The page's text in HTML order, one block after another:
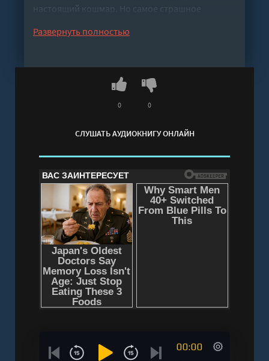
настоящий кошмар. Но самое страшное
Развернуть полностью
СЛУШАТЬ АУДИОКНИГУ ОНЛАЙН
0 0
00:00